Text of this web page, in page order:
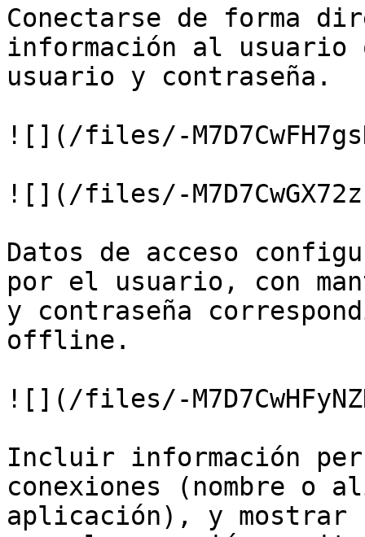
Conectarse de forma
información al usuario
usuario y contraseña.
![](/files/-
![](/files/-
Datos de acceso
por el usuario, con
y contraseña
offline.
![](/files/-
Incluir información
conexiones (nombre o
aplicación), y mostrar